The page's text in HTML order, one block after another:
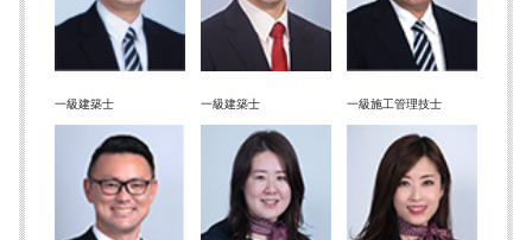
一級建築士 一級建築士 一級施工管理技士